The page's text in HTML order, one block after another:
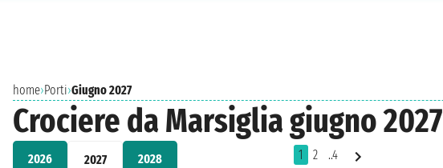
home›Porti›Giugno 2027
Crociere da Marsiglia giugno 2027
2026 2027 2028 1 2 ..4